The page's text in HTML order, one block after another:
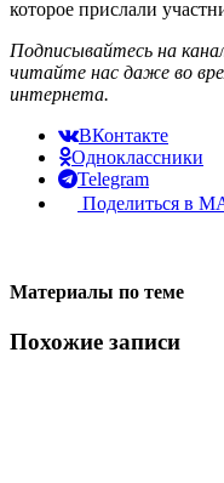
которое прислали
Подписывайтесь на
читайте нас даже во
интернета.
ВКонтакте
Одноклассники
Telegram
Поделиться в
Материалы по теме
Похожие записи